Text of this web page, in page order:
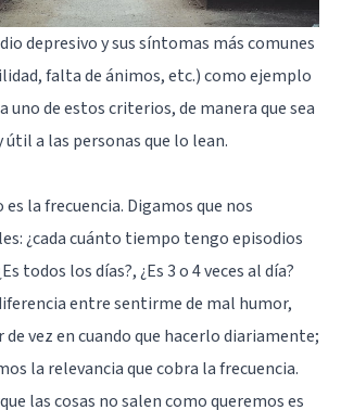
depresivo y sus síntomas más comunes
falta de ánimos, etc.) como ejemplo
uno de estos criterios, de manera que sea
a las personas que lo lean.
la frecuencia. Digamos que nos
¿cada cuánto tiempo tengo episodios
todos los días?, ¿Es 3 o 4 veces al día?
entre sentirme de mal humor,
vez en cuando que hacerlo diariamente;
la relevancia que cobra la frecuencia.
las cosas no salen como queremos es